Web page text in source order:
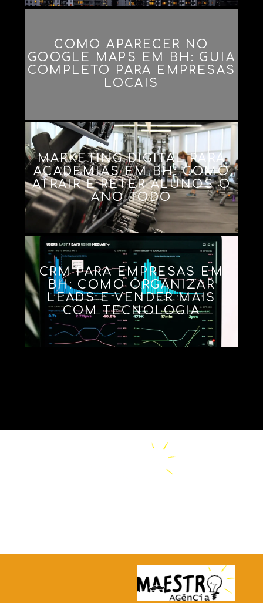
COMO APARECER NO
GOOGLE MAPS EM BH: GUIA
COMPLETO PARA EMPRESAS
LOCAIS
MARKETING DIGITAL PARA
ACADEMIAS EM BH: COMO
ATRAIR E RETER ALUNOS O
ANO TODO
CRM PARA EMPRESAS EM
BH: COMO ORGANIZAR
LEADS E VENDER MAIS
COM TECNOLOGIA